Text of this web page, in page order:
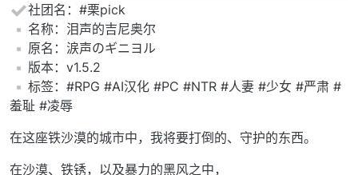
社团名：#栗pick
️名称：泪声的吉尼奥尔
️原名：涙声のギニヨル
️版本：v1.5.2
️标签：#RPG #AI汉化 #PC #NTR #人妻 #少女 #严肃 #
羞耻 #凌辱
在这座铁沙漠的城市中，我将要打倒的、守护的东西。
在沙漠、铁锈，以及暴力的黑风之中，